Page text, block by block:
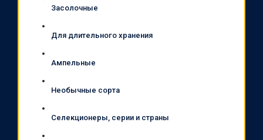
Засолочные
Для длительного хранения
Ампельные
Необычные сорта
Селекционеры, серии и страны